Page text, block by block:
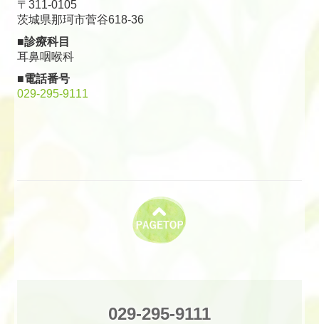
〒311-0105
茨城県那珂市菅谷618-36
■診療科目
耳鼻咽喉科
■電話番号
029-295-9111
029-295-9111